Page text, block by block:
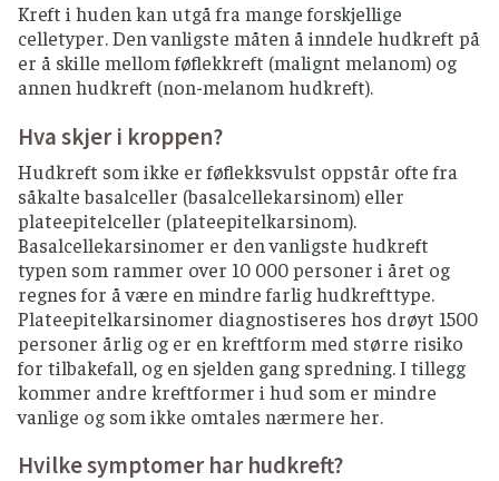
Kreft i huden kan utgå fra mange forskjellige
celletyper. Den vanligste måten å inndele hudkreft på
er å skille mellom føflekkreft (malignt melanom) og
annen hudkreft (non-melanom hudkreft).
Hva skjer i kroppen?
Hudkreft som ikke er føflekksvulst oppstår ofte fra
såkalte basalceller (basalcellekarsinom) eller
plateepitelceller (plateepitelkarsinom).
Basalcellekarsinomer er den vanligste hudkreft
typen som rammer over 10 000 personer i året og
regnes for å være en mindre farlig hudkrefttype.
Plateepitelkarsinomer diagnostiseres hos drøyt 1500
personer årlig og er en kreftform med større risiko
for tilbakefall, og en sjelden gang spredning. I tillegg
kommer andre kreftformer i hud som er mindre
vanlige og som ikke omtales nærmere her.
Hvilke symptomer har hudkreft?